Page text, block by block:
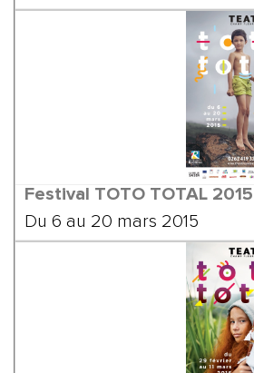
Festival TOTO TOTAL 2015
Du 6 au 20 mars 2015